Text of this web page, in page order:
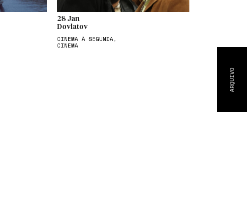
ARQUIVO
28 Jan
Dovlatov
CINEMA À SEGUNDA,
CINEMA